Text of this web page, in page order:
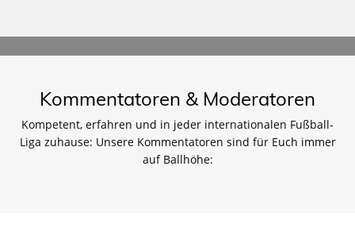
Kommentatoren & Moderatoren
Kompetent, erfahren und in jeder internationalen Fußball-
Liga zuhause: Unsere Kommentatoren sind für Euch immer
auf Ballhöhe: